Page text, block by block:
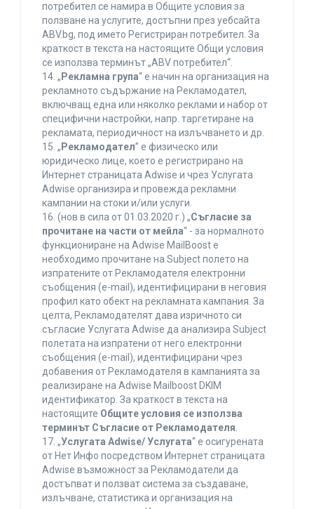
потребител се намира в Общите условия за
ползване на услугите, достъпни през уебсайта
ABV.bg, под името Регистриран потребител. За
краткост в текста на настоящите Общи условия
се използва терминът „ABV потребител“.
14. „ Рекламна група“ е начин на организация на
рекламното съдържание на Рекламодател,
включващ една или няколко реклами и набор от
специфични настройки, напр. таргетиране на
рекламата, периодичност на излъчването и др.
15. „ Рекламодател” е физическо или
юридическо лице, което е регистрирано на
Интернет страницата Adwise и чрез Услугата
Adwise организира и провежда рекламни
кампании на стоки и/или услуги.
16. (нов в сила от 01.03.2020 г.) „Съгласие за
прочитане на части от мейла“ - за нормалното
функциониране на Adwise MailBoost е
необходимо прочитане на Subject полето на
изпратените от Рекламодателя електронни
съобщения (e-mail), идентифицирани в неговия
профил като обект на рекламната кампания. За
целта, Рекламодателят дава изричното си
съгласие Услугата Adwise да анализира Subject
полетата на изпратени от него електронни
съобщения (e-mail), идентифицирани чрез
добавения от Рекламодателя в кампанията за
реализиране на Adwise Mailboost DKIM
идентификатор. За краткост в текста на
настоящите Общите условия се използва
терминът Съгласие от Рекламодателя.
17. „Услугата Adwise/ Услугата“ е осигурената
от Нет Инфо посредством Интернет страницата
Adwise възможност за Рекламодатели да
достъпват и ползват система за създаване,
излъчване, статистика и организация на